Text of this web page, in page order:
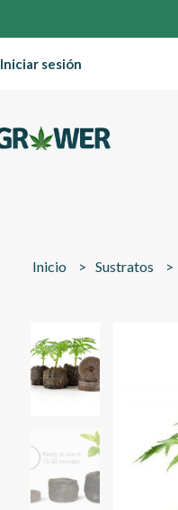
Iniciar sesión
Inicio Sustratos